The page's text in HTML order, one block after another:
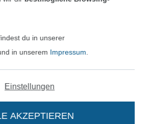
Kontakt
mehr Inspiration
du in unserer
in unserem Impressum
Einstellungen
AKZEPTIEREN